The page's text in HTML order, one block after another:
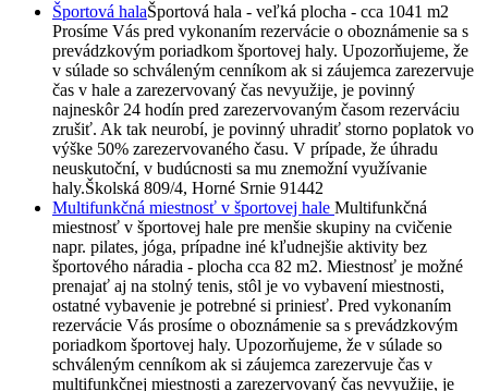
Športová halaŠportová hala - veľká plocha - cca 1041 m2
Prosíme Vás pred vykonaním rezervácie o oboznámenie sa s
prevádzkovým poriadkom športovej haly. Upozorňujeme, že
v súlade so schváleným cenníkom ak si záujemca zarezervuje
čas v hale a zarezervovaný čas nevyužije, je povinný
najneskôr 24 hodín pred zarezervovaným časom rezerváciu
zrušiť. Ak tak neurobí, je povinný uhradiť storno poplatok vo
výške 50% zarezervovaného času. V prípade, že úhradu
neuskutoční, v budúcnosti sa mu znemožní využívanie
haly.Školská 809/4, Horné Srnie 91442
Multifunkčná miestnosť v športovej hale Multifunkčná
miestnosť v športovej hale pre menšie skupiny na cvičenie
napr. pilates, jóga, prípadne iné kľudnejšie aktivity bez
športového náradia - plocha cca 82 m2. Miestnosť je možné
prenajať aj na stolný tenis, stôl je vo vybavení miestnosti,
ostatné vybavenie je potrebné si priniesť. Pred vykonaním
rezervácie Vás prosíme o oboznámenie sa s prevádzkovým
poriadkom športovej haly. Upozorňujeme, že v súlade so
schváleným cenníkom ak si záujemca zarezervuje čas v
multifunkčnej miestnosti a zarezervovaný čas nevyužije, je